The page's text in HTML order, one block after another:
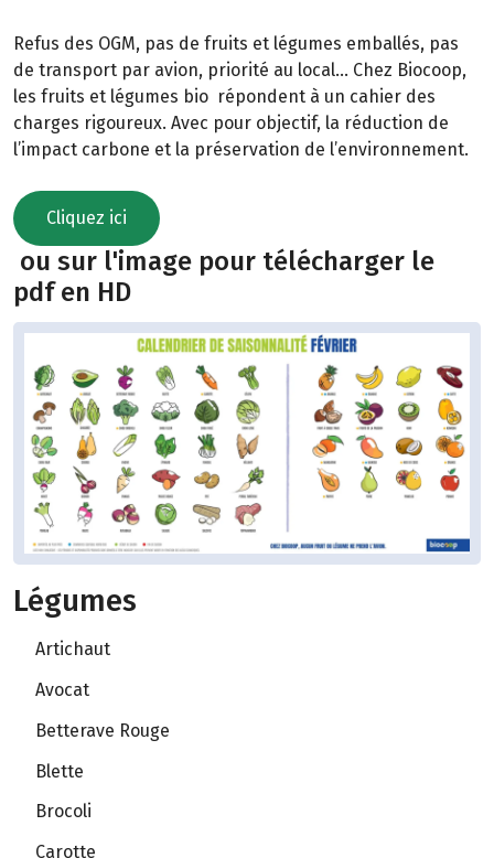
Refus des OGM, pas de fruits et légumes emballés, pas
de transport par avion, priorité au local… Chez Biocoop,
les fruits et légumes bio répondent à un cahier des
charges rigoureux. Avec pour objectif, la réduction de
l’impact carbone et la préservation de l’environnement.
Cliquez ici
ou sur l'image pour télécharger le
pdf en HD
Légumes
Artichaut
Avocat
Betterave Rouge
Blette
Brocoli
Carotte